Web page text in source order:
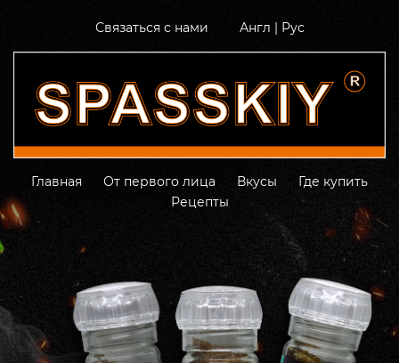
Связаться с нами Англ | Рус
Главная От первого лица Вкусы
Где купить
Рецепты